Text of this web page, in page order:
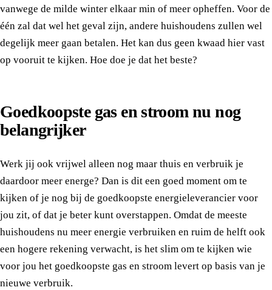
vanwege de milde winter elkaar min of meer opheffen. Voor de
één zal dat wel het geval zijn, andere huishoudens zullen wel
degelijk meer gaan betalen. Het kan dus geen kwaad hier vast
op vooruit te kijken. Hoe doe je dat het beste?
Goedkoopste gas en stroom nu nog
belangrijker
Werk jij ook vrijwel alleen nog maar thuis en verbruik je
daardoor meer energe? Dan is dit een goed moment om te
kijken of je nog bij de goedkoopste energieleverancier voor
jou zit, of dat je beter kunt overstappen. Omdat de meeste
huishoudens nu meer energie verbruiken en ruim de helft ook
een hogere rekening verwacht, is het slim om te kijken wie
voor jou het goedkoopste gas en stroom levert op basis van je
nieuwe verbruik.